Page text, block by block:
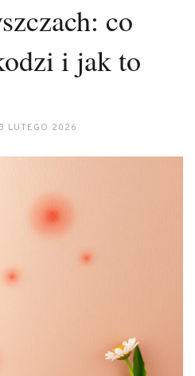
co
i jak to
LUTEGO 2026